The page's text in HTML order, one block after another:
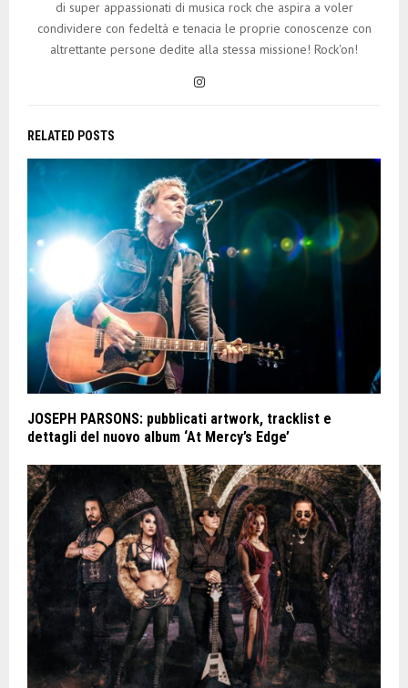
di super appassionati di musica rock che aspira a voler
condividere con fedeltà e tenacia le proprie conoscenze con
altrettante persone dedite alla stessa missione! Rock'on!
RELATED POSTS
JOSEPH PARSONS: pubblicati artwork, tracklist e
dettagli del nuovo album ‘At Mercy’s Edge’